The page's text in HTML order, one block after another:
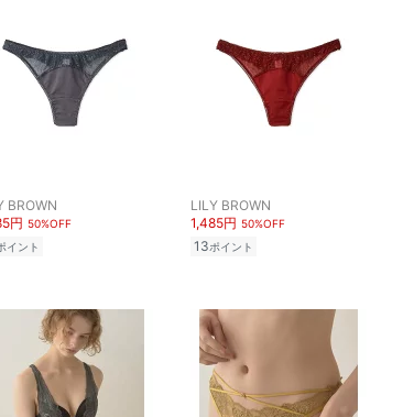
BROWN
円 50%OFF
イント
LILY BROWN
1,485円 50%OFF
13ポイント